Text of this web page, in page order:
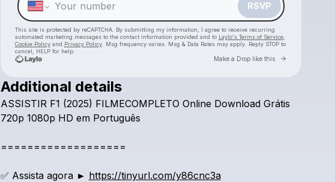
RSVP
This site is protected by reCAPTCHA. By submitting my information, I agree to receive recurring
automated marketing messages to the contact information provided and to Laylo's Terms of Service,
Cookie Policyand Privacy Policy. Msg frequency varies. Msg & Data Rates may apply. Reply STOP to
cancel, HELP for help.
Make a Drop like this Go to
Check your texts
Additional details
ASSISTIR F1 (2025) FILMECOMPLETO Online Download Grátis
720p 1080p HD em Português
===================
✅ Assista agora ► https://tinyurl.com/y86cnc3a